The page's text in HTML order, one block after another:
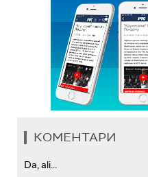
КОМЕНТАРИ
Da, ali...